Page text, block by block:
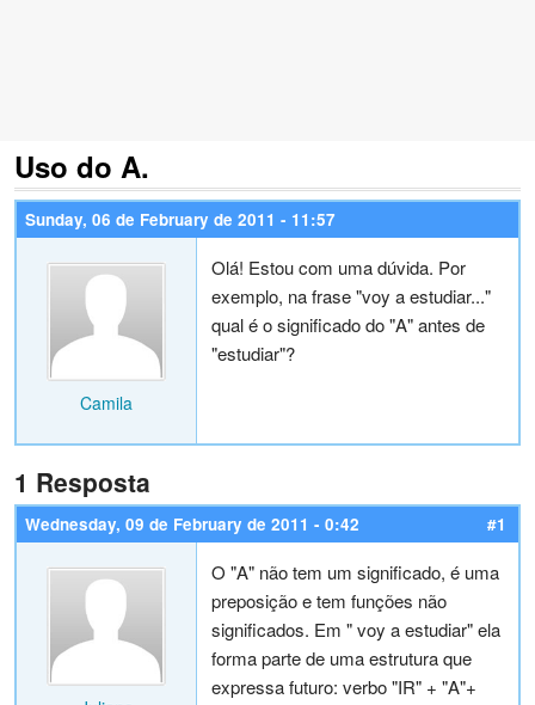
Uso do A.
Sunday, 06 de February de 2011 - 11:57
Camila
Olá! Estou com uma dúvida. Por
exemplo, na frase "voy a estudiar..."
qual é o significado do "A" antes de
"estudiar"?
1 Resposta
Wednesday, 09 de February de 2011 - 0:42 #1
O "A" não tem um significado, é uma
preposição e tem funções não
significados. Em " voy a estudiar" ela
forma parte de uma estrutura que
expressa futuro: verbo "IR" + "A"+